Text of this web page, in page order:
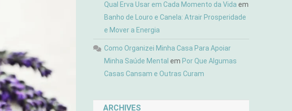
Qual Erva Usar em Cada Momento da Vida em
Banho de Louro e Canela: Atrair Prosperidade
e Mover a Energia
Como Organizei Minha Casa Para Apoiar
Minha Saúde Mental em Por Que Algumas
Casas Cansam e Outras Curam
ARCHIVES